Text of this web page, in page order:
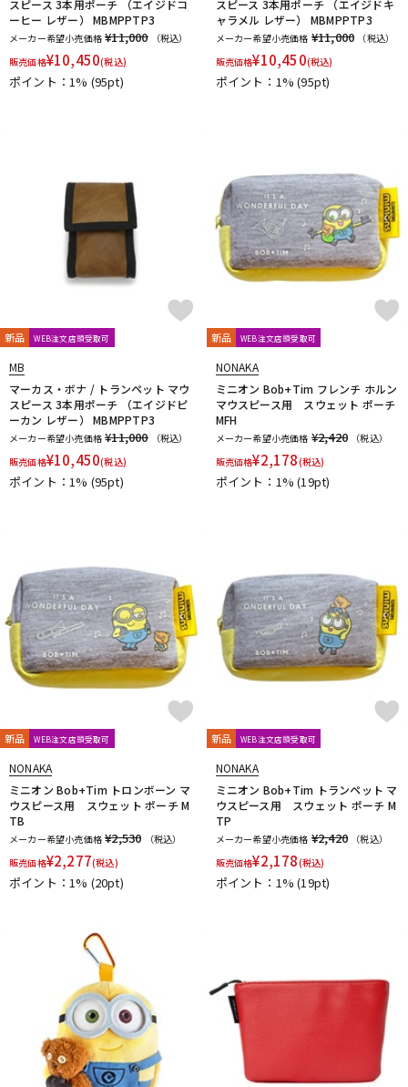
すいとる君
その他メーカー ツルピカ君
ハリソン
ライツ
レジェール 日本娯楽
ARTinoise
Intercept Technology
Kerry Whistle
GAT Custom Brass
TK Melody
HINO MG Leather Work
ELISE
スピース 3本用ポーチ （エイジドコ
ーヒー レザー） MBMPPTP3
メーカー希望小売価格 ¥11,000
（税込）
販売価格¥10,450(税込)
ポイント：1% (95pt)
スピース 3本用ポーチ （エイジドキ
ャラメル レザー） MBMPPTP3
メーカー希望小売価格 ¥11,000
（税込）
販売価格¥10,450(税込)
ポイント：1%(95pt)
新品 WEB注文店頭受取可
MB
マーカス・ボナ / トランペット マウ
スピース 3本用ポーチ （エイジドピ
ーカン レザー） MBMPPTP3
メーカー希望小売価格 ¥11,000
（税込）
販売価格¥10,450(税込)
ポイント：1% (95pt)
新品 WEB注文店頭受取可
NONAKA
ミニオン Bob+Tim フレンチ ホルン
マウスピース用 スウェット ポーチ
MFH
メーカー希望小売価格 ¥2,420
（税込）
販売価格¥2,178(税込)
ポイント：1%(19pt)
新品 WEB注文店頭受取可
NONAKA
ミニオン Bob+Tim トロンボーン マ
ウスピース用 スウェット ポーチ M
TB
メーカー希望小売価格 ¥2,530
（税込）
販売価格¥2,277(税込)
ポイント：1% (20pt)
新品 WEB注文店頭受取可
NONAKA
ミニオン Bob+Tim トランペット マ
ウスピース用 スウェット ポーチ M
TP
メーカー希望小売価格 ¥2,420
（税込）
販売価格¥2,178(税込)
ポイント：1%(19pt)